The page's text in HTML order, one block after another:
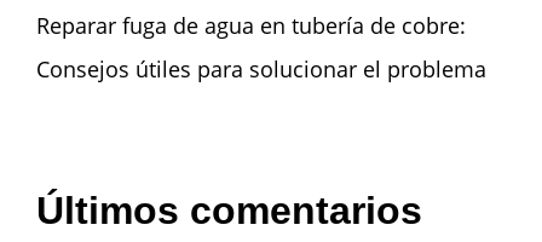
Reparar fuga de agua en tubería de cobre:
Consejos útiles para solucionar el problema
Últimos comentarios